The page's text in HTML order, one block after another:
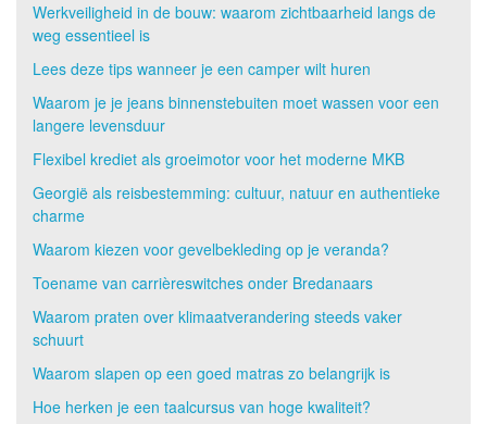
Werkveiligheid in de bouw: waarom zichtbaarheid langs de
weg essentieel is
Lees deze tips wanneer je een camper wilt huren
Waarom je je jeans binnenstebuiten moet wassen voor een
langere levensduur
Flexibel krediet als groeimotor voor het moderne MKB
Georgië als reisbestemming: cultuur, natuur en authentieke
charme
Waarom kiezen voor gevelbekleding op je veranda?
Toename van carrièreswitches onder Bredanaars
Waarom praten over klimaatverandering steeds vaker
schuurt
Waarom slapen op een goed matras zo belangrijk is
Hoe herken je een taalcursus van hoge kwaliteit?